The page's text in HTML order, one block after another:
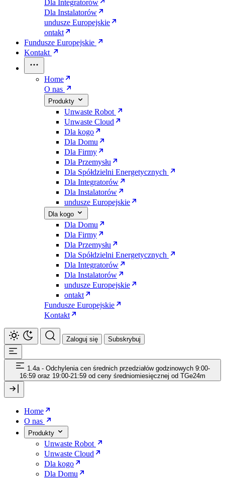
Dla Integratorów
Dla Instalatorów
undusze Europejskie
ontakt
Fundusze Europejskie
Kontakt
Home
O nas
Produkty
Unwaste Robot
Unwaste Cloud
Dla kogo
Dla Domu
Dla Firmy
Dla Przemysłu
Dla Spółdzielni Energetycznych
Dla Integratorów
Dla Instalatorów
undusze Europejskie
Dla kogo
Dla Domu
Dla Firmy
Dla Przemysłu
Dla Spółdzielni Energetycznych
Dla Integratorów
Dla Instalatorów
undusze Europejskie
ontakt
Fundusze Europejskie
Kontakt
Zaloguj się Subskrybuj
1.4a - Odchylenia cen średnich przedziałów godzinowych 9:00-
16:59 oraz 19:00-21:59 od ceny średniomiesięcznej od TGe24m
Home
O nas
Produkty
Unwaste Robot
Unwaste Cloud
Dla kogo
Dla Domu